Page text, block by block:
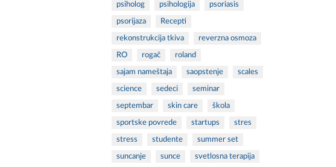
psiholog psihologija psoriasis
psorijaza Recepti
rekonstrukcija tkiva reverzna osmoza
RO rogač roland
sajam nameštaja saopstenje scales
science sedeci seminar
septembar skin care škola
sportske povrede startups stres
stress studente summer set
suncanje sunce svetlosna terapija